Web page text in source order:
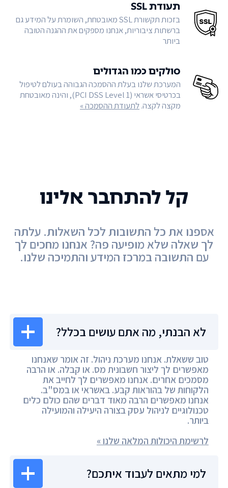
תעודת SSL
בזכות תקשורת SSL מאובטחת, השומרת על המידע גם
ברשתות ציבוריות, אנחנו מספקים את ההגנה הטובה
ביותר
סולקים כמו הגדולים
המערכת שלנו בעלת ההסמכה הגבוהה בעולם לטיפול
בכרטיסי אשראי (PCI DSS Level 1), והינה מאובטחת
מקצה לקצה.לתעודת ההסמכה »
לא הבנתי, מה אתם עושים בכלל?
טוב ששאלת. אנחנו מערכת ניהול. זה אומר שאנחנו
מאפשרים לך ליצור חשבונית מס. או קבלה. או הרבה
מסמכים אחרים. אנחנו מאפשרים לך לחייב את
הלקוחות של בהוראות קבע. באשראי או במס"ב.
אנחנו מאפשרים הרבה מאוד דברים שהם כולם כלים
טכנולוגיים לניהול עסק בצורה היעילה והמועילה
ביותר.
לרשימת היכולות המלאה שלנו »
למי מתאים לעבוד איתכם?
קל להתחבר אלינו
אספנו את כל התשובות לכל השאלות. עלתה
לך שאלה שלא מופיעה פה? אנחנו מחכים לך
עם התשובה במרכז המידע והתמיכה שלנו.